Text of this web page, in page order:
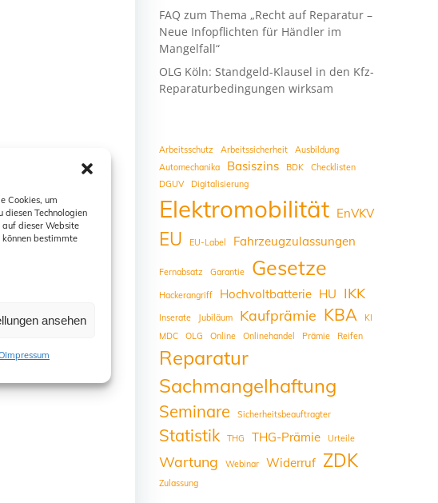
Cookies, um
Technologien
dieser Website
bestimmte
ansehen
Impressum
FAQ zum Thema „Recht auf Reparatur –
Neue Infopflichten für Händler im
Mangelfall“
OLG Köln: Standgeld-Klausel in den Kfz-
Reparaturbedingungen wirksam
Arbeitsschutz Arbeitssicherheit
Ausbildung
Automechanika
Basiszins BDK
Checklisten
DGUV
Digitalisierung
Elektromobilität EnVKV
EU EU-Label Fahrzeugzulassungen
Fernabsatz Garantie Gesetze
Hackerangriff Hochvoltbatterie HU IKK
Inserate Jubiläum Kaufprämie KBA
KI
MDC
OLG Online Onlinehandel Prämie Reifen
Reparatur
Sachmangelhaftung
Seminare Sicherheitsbeauftragter
Statistik THG THG-Prämie Urteile
Wartung Webinar Widerruf ZDK
Zulassung